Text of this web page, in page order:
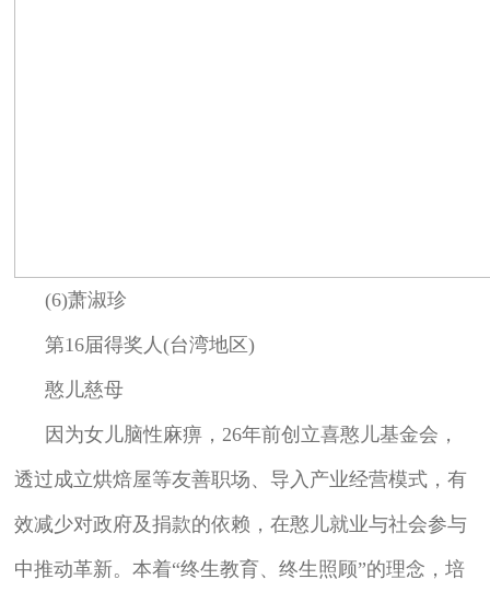
(6)萧淑珍
第16届得奖人(台湾地区)
憨儿慈母
因为女儿脑性麻痹，26年前创立喜憨儿基金会，
透过成立烘焙屋等友善职场、导入产业经营模式，有
效减少对政府及捐款的依赖，在憨儿就业与社会参与
中推动革新。本着“终生教育、终生照顾”的理念，培